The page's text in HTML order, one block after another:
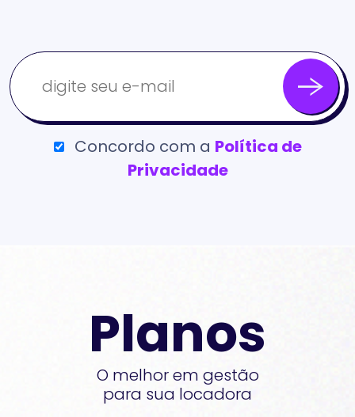
E-mail
Concordo com a Política de
Privacidade
Planos
O melhor em gestão
para sua locadora